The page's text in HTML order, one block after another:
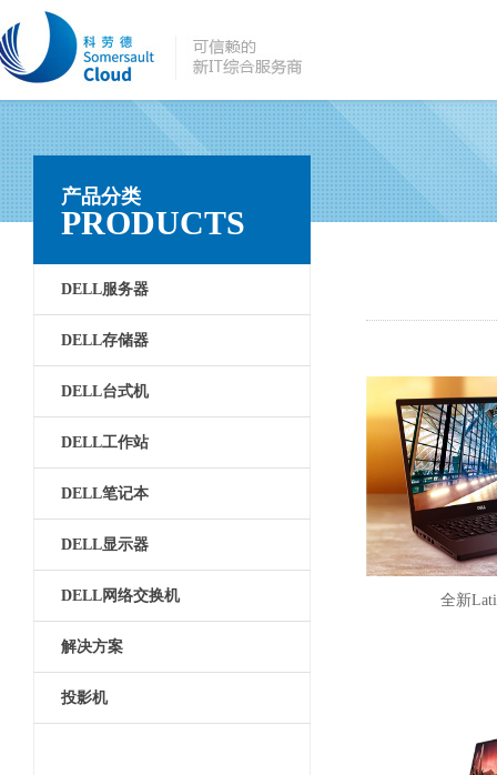
产品分类
PRODUCTS
DELL服务器
DELL存储器
DELL台式机
DELL工作站
DELL笔记本
DELL显示器
DELL网络交换机
解决方案
投影机
全新